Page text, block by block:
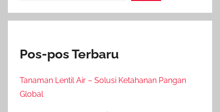
Pos-pos Terbaru
Tanaman Lentil Air – Solusi Ketahanan Pangan
Global